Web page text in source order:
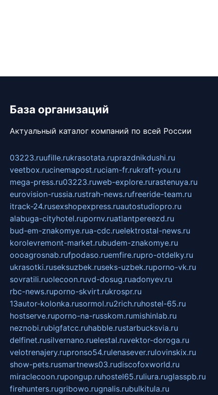
База организаций
Актуальный каталог компаний по всей России
03223.ruufille.rukrasotata.ruprazdnikdushi.ru
veetbox.rucinemapost.ruciam-fr.rukraft-you.ru
mega-press.ru03223.ruweb-explore.rurastenuya.ru
eurovision-russia.rustrah-news.rufreeride-team.ru
itrack-24.rusexshopexpress.ruautostudiopro.ru
alabuga-cityhotel.rupornv.ruatlantpereezd.ru
bud-em-znakomye.rua-cdc.ruelektrostal-news.ru
korolevremont-market.rubudem-znakomye.ru
oooagrosnab.rufpodaso.ruemfire.rupro-otdelky.ru
ukrasotki.ruseksuzbek.ruseks-uzbek.ruporno-vk.ru
sovratili.ruolecoon.ruvd-dosug.ruadonyev.ru
rbc-news.ruporno-skvirt.rukrospr.ru
13autor-kolonka.rusormol.ru2rich.ruhostel-65.ru
hostserve.ruporno-na-russkom.rumishinlab.ru
neznobi.rubigfatcc.ruhabble.rustarbucksvia.ru
delfinet.rusilvernano.ruelestal.ruvektor-doroga.ru
velotrenajery.rupronso54.rulenasever.rulovinskix.ru
show-pets.rusmartnews03.rudiscofoxworld.ru
miraclecoon.rupongup.ruhostel65.ruliura.ruglasspb.ru
firehunters.rugribowo.rugnalis.rubulkitula.ru